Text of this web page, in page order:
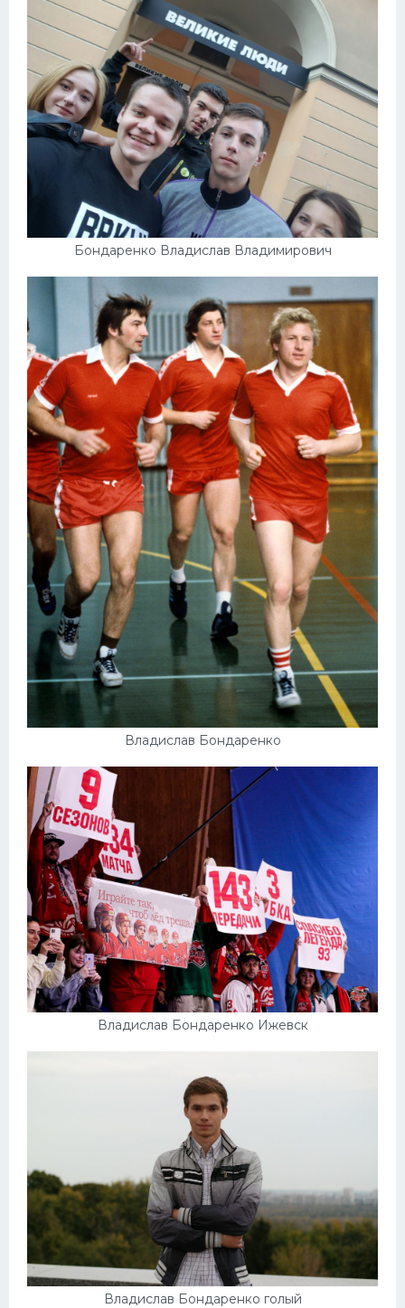
Бондаренко Владислав Владимирович
Владислав Бондаренко
Владислав Бондаренко Ижевск
Владислав Бондаренко голый